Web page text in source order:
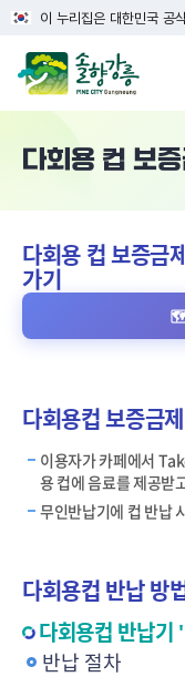
이 누리집은 대한민국 공
다회용 컵 보증
다회용 컵 보증금
가기
다회용컵 보증금
이용자가 카페에서
용 컵에 음료를 제공받
무인반납기에 컵 반납
다회용컵 반납 방
다회용컵 반납기
반납 절차